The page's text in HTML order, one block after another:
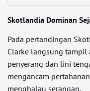
Skotlandia Dominan
Pada pertandingan
Clarke langsung tampil
penyerang dan lini
mengancam
menghalau serangan.